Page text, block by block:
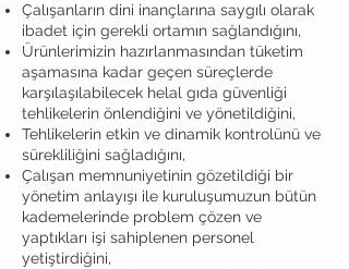
Çalışanların dini inançlarına saygılı olarak
ibadet için gerekli ortamın sağlandığını,
Ürünlerimizin hazırlanmasından tüketim
aşamasına kadar geçen süreçlerde
karşılaşılabilecek helal gıda güvenliği
tehlikelerin önlendiğini ve yönetildiğini,
Tehlikelerin etkin ve dinamik kontrolünü ve
sürekliliğini sağladığını,
Çalışan memnuniyetinin gözetildiği bir
yönetim anlayışı ile kuruluşumuzun bütün
kademelerinde problem çözen ve
yaptıkları işi sahiplenen personel
yetiştirdiğini,